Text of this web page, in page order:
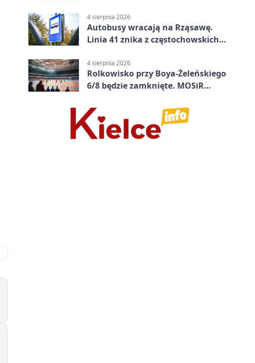
4 sierpnia 2026
Autobusy wracają na Rząsawę.
Linia 41 znika z częstochowskich
4 sierpnia 2026
Rolkowisko przy Boya-Żeleńskiego
6/8 będzie zamknięte. MOSiR